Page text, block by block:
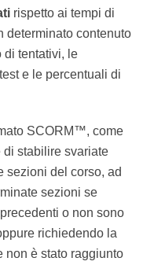
rispetto ai
ad un
object), il
i punteggi ottenuti
all’interno del
SCORM™,
inoltre di stabilire
tra le varie sezioni del
a determinate
le
determinati